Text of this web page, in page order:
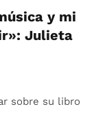
y mi
Julieta
sobre su libro